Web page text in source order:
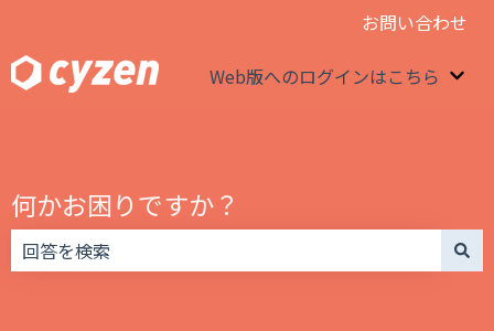
お問い合わせ
Web版へのログインはこちら
何かお困りですか？